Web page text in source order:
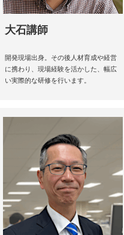
大石講師
開発現場出身。その後人材育成や経営
に携わり、現場経験を活かした、幅広
い実際的な研修を行います。